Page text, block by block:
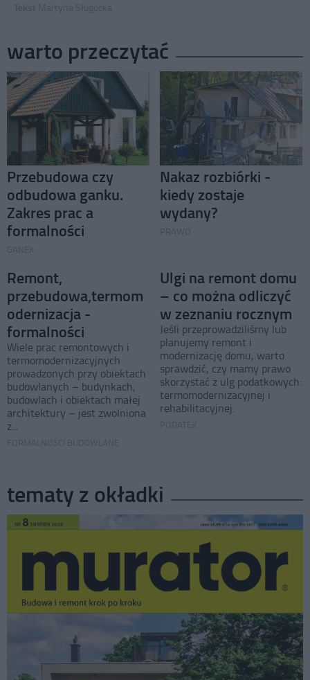
warto przeczytać
Przebudowa czy
odbudowa ganku.
Zakres prac a
formalności
Nakaz rozbiórki -
kiedy zostaje
wydany?
Remont,
przebudowa,termom
odernizacja -
formalności
Wiele prac remontowych i
termomodernizacyjnych
prowadzonych przy obiektach
budowlanych – budynkach,
budowlach i obiektach małej
architektury – jest zwolniona
z...
Ulgi na remont domu
– co można odliczyć
w zeznaniu rocznym
Jeśli przeprowadziliśmy lub
planujemy remont i
modernizację domu, warto
sprawdzić, czy mamy prawo
skorzystać z ulg podatkowych:
termomodernizacyjnej i
rehabilitacyjnej.
tematy z okładki